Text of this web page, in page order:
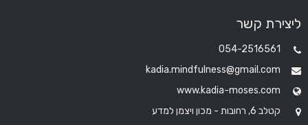
ליצירת קשר
054-2516561
kadia.mindfulness@gmail.com
www.kadia-moses.com
קטלב 6, רחובות - מכון ויצמן למדע